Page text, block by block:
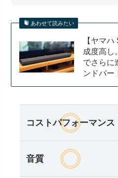
あわせて読みたい
【ヤマ
成度高し
でさらに
ンドバー
コストパフォーマンス
音質